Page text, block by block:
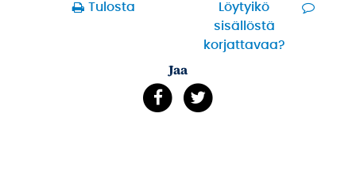
Tulosta
Löytyikö
sisällöstä
korjattavaa?
Jaa